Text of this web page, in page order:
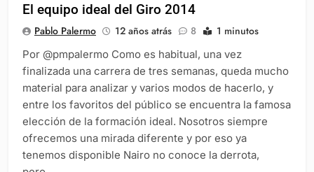
El equipo ideal del Giro 2014
Pablo Palermo 12 años atrás 8 1 minutos
Por @pmpalermo Como es habitual, una vez
finalizada una carrera de tres semanas, queda mucho
material para analizar y varios modos de hacerlo, y
entre los favoritos del público se encuentra la famosa
elección de la formación ideal. Nosotros siempre
ofrecemos una mirada diferente y por eso ya
tenemos disponible Nairo no conoce la derrota,